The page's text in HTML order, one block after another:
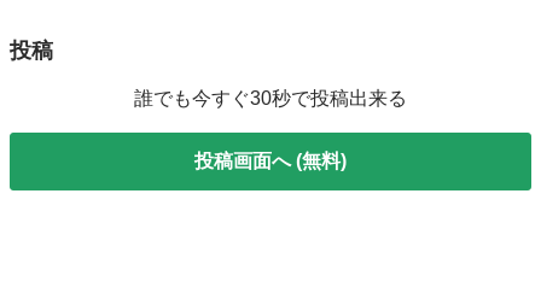
投稿
誰でも今すぐ30秒で投稿出来る
投稿画面へ (無料)